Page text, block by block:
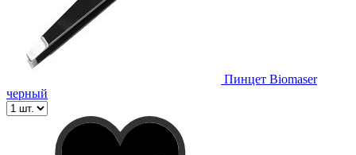
Пинцет Biomaser
черный